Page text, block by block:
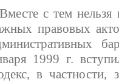
Вместе с тем
правовых
1999 г.
в частности,